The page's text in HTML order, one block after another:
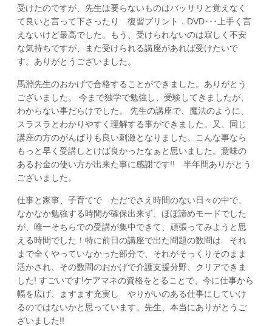
受けたのですが、先生は要らないものはバッサリと覚えなく
て良いと言って下さったり 復習プリント．DVD･･･上手く言
えないけど最高でした。もう、受けられないのは寂しく不安
な気持ちですが、また受けられる講座があれば受けたいで
す。ありがとうございました。
馬淵先生のおかげで合格することができました。ありがとう
ございました。 今まで独学で勉強し、受験してきましたが、
わからない事だらけでした。 先生の講座で、魔法のように、
スラスラとわかりやすく理解する事ができました。又、同じ
講座の方のがんばりも良い刺激となりました。こんな事なら
もっと早く受講しとけば良かったなぁと思いました。意味の
あるお金の使い方が出来た事に感謝です!! 半年間ありがとう
ございました。
仕事と家事、子育てで ただでさえ時間のない日々の中で、
なかなか勉強する時間が確保出来ず、ほぼ諦めモードでした
が、唯一そちらでの受講が集中できて、頑張ってみようと思
える時間でした！特に前日の講座で出た問題の数問は それ
まで全くやっていなかった部分で、それがそっくりそのまま
活かされ、その数問のおかげで介護支援分野、クリアできま
した! すごいです!ケアマネの資格をとることで、今に仕事から
幅を広げ、ますます充実し やりがいのある仕事にしていけ
るのではないかと思っています。先生、本当にありがとうご
ざいました!!